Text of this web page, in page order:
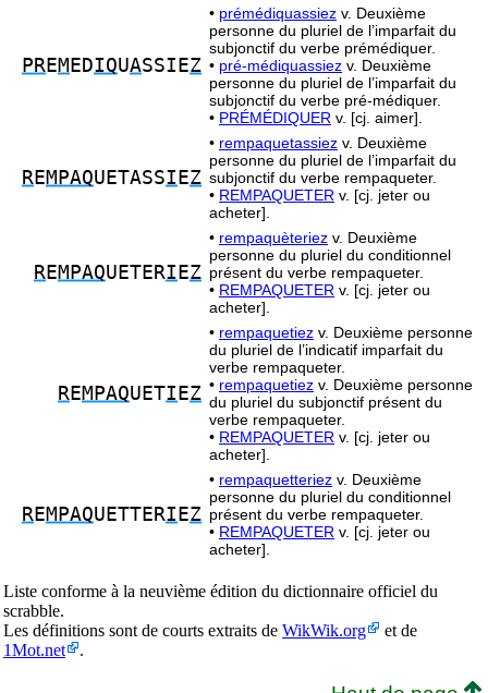
PREM EDIQUASSIEZ
• prémédiquassiez v. Deuxième
personne du pluriel de l’imparfait du
subjonctif du verbe prémédiquer.
• pré-médiquassiez v. Deuxième
personne du pluriel de l’imparfait du
subjonctif du verbe pré-médiquer.
• PRÉMÉDIQUER v. [cj. aimer].
REMPAQUETASSI EZ
• rempaquetassiez v. Deuxième
personne du pluriel de l’imparfait du
subjonctif du verbe rempaqueter.
• REMPAQUETER v. [cj. jeter ou
acheter].
REMPAQUETERI EZ
• rempaquèteriez v. Deuxième
personne du pluriel du conditionnel
présent du verbe rempaqueter.
• REMPAQUETER v. [cj. jeter ou
acheter].
REMPAQUETI EZ
• rempaquetiez v. Deuxième personne
du pluriel de l’indicatif imparfait du
verbe rempaqueter.
• rempaquetiez v. Deuxième personne
du pluriel du subjonctif présent du
verbe rempaqueter.
• REMPAQUETER v. [cj. jeter ou
acheter].
REMPAQUETTERI EZ
• rempaquetteriez v. Deuxième
personne du pluriel du conditionnel
présent du verbe rempaqueter.
• REMPAQUETER v. [cj. jeter ou
acheter].
Liste conforme à la neuvième édition du dictionnaire officiel du
scrabble.
Les définitions sont de courts extraits de WikWik.org
et de
1Mot.net
.